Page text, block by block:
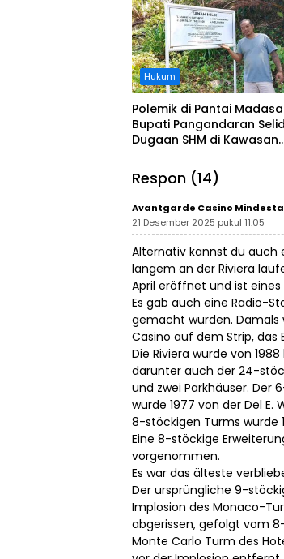
Hukum
Polemik di Pantai
Bupati Pangandaran
Dugaan SHM di Kawasan
Respon (14)
Avantgarde Casino
21 Desember 2025 pukul 11:05
Alternativ kannst du auch
langem an der Riviera
April eröffnet und ist
Es gab auch eine Radio-
gemacht wurden. Damals
Casino auf dem Strip, das
Die Riviera wurde von
darunter auch der 24-
und zwei Parkhäuser. Der
wurde 1977 von der Del E.
8-stöckigen Turms wurde
Eine 8-stöckige
vorgenommen.
Es war das älteste
Der ursprüngliche 9-
Implosion des Monaco-
abgerissen, gefolgt vom
Monte Carlo Turm des